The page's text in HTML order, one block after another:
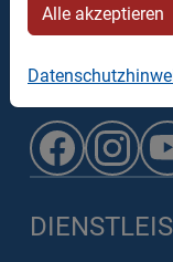
Recyclingpark
90453 Nürnberg
Alle akzeptieren